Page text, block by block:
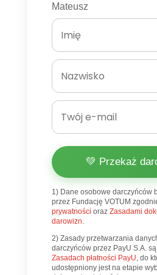
Mateusz
💚 Przekaż
1) Dane osobowe darczyńców
przez Fundację VOTUM
prywatności oraz Zasadami
darowizn.
2) Zasady przetwarzania
darczyńców przez PayU S.A.
Zasadach płatności PayU, do
udostępniony jest na etapie